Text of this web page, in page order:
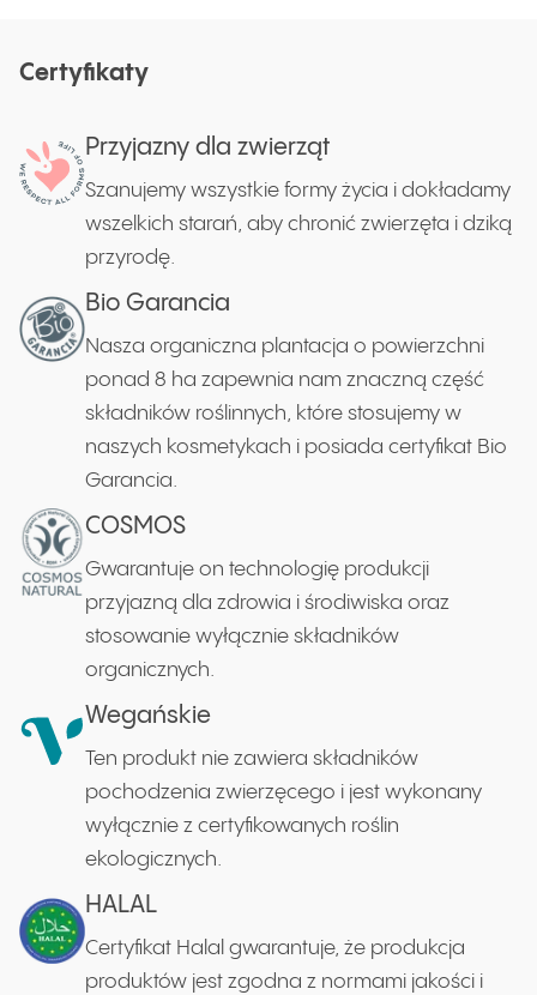
Certyfikaty
Przyjazny dla zwierząt
Szanujemy wszystkie formy życia i dokładamy
wszelkich starań, aby chronić zwierzęta i dziką
przyrodę.
Bio Garancia
Nasza organiczna plantacja o powierzchni
ponad 8 ha zapewnia nam znaczną część
składników roślinnych, które stosujemy w
naszych kosmetykach i posiada certyfikat Bio
Garancia.
COSMOS
Gwarantuje on technologię produkcji
przyjazną dla zdrowia i środiwiska oraz
stosowanie wyłącznie składników
organicznych.
Wegańskie
Ten produkt nie zawiera składników
pochodzenia zwierzęcego i jest wykonany
wyłącznie z certyfikowanych roślin
ekologicznych.
HALAL
Certyfikat Halal gwarantuje, że produkcja
produktów jest zgodna z normami jakości i